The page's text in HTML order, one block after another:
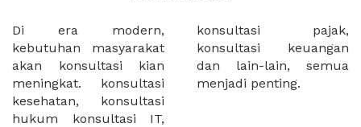
Di era modern,
kebutuhan masyarakat
akan konsultasi kian
meningkat. konsultasi
kesehatan, konsultasi
hukum konsultasi IT,
konsultasi pajak,
konsultasi keuangan
dan lain-lain, semua
menjadi penting.